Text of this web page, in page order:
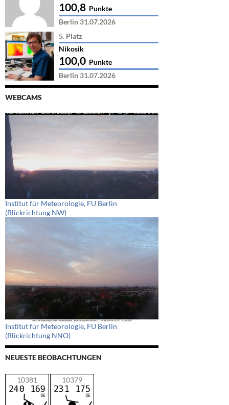
100,8 Punkte
Berlin 31.07.2026
5. Platz
Nikosik
100,0 Punkte
Berlin 31.07.2026
WEBCAMS
Institut für Meteorologie, FU Berlin
(Blickrichtung NW)
Institut für Meteorologie, FU Berlin
(Blickrichtung NNO)
NEUESTE BEOBACHTUNGEN
10381 10379